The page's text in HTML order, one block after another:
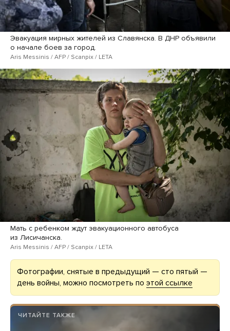
Эвакуация мирных жителей из Славянска. В ДНР объявили
о начале боев за город.
Aris Messinis / AFP / Scanpix / LETA
Мать с ребенком ждут эвакуационного автобуса
из Лисичанска.
Aris Messinis / AFP / Scanpix / LETA
Фотографии, снятые в предыдущий — сто пятый —
день войны, можно посмотреть по этой ссылке
ЧИТАЙТЕ ТАКЖЕ